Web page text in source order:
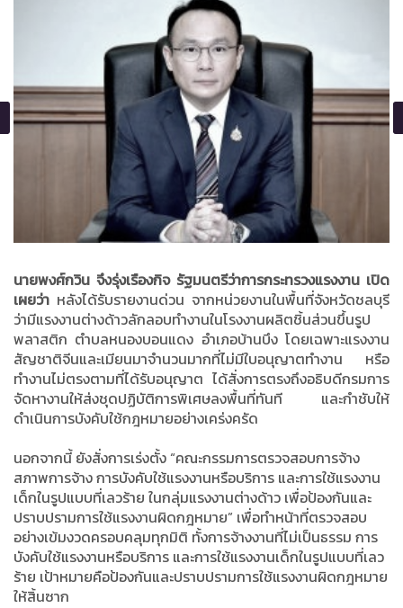
นายพงศ์กวิน จึงรุ่งเรืองกิจ รัฐมนตรีว่าการกระทรวงแรงงาน เปิด
เผยว่า หลังได้รับรายงานด่วน จากหน่วยงานในพื้นที่จังหวัดชลบุรี
ว่ามีแรงงานต่างด้าวลักลอบทำงานในโรงงานผลิตชิ้นส่วนขึ้นรูป
พลาสติก ตำบลหนองบอนแดง อำเภอบ้านบึง โดยเฉพาะแรงงาน
สัญชาติจีนและเมียนมาจำนวนมากที่ไม่มีใบอนุญาตทำงาน หรือ
ทำงานไม่ตรงตามที่ได้รับอนุญาต ได้สั่งการตรงถึงอธิบดีกรมการ
จัดหางานให้ส่งชุดปฏิบัติการพิเศษลงพื้นที่ทันที และกำชับให้
ดำเนินการบังคับใช้กฎหมายอย่างเคร่งครัด
นอกจากนี้ ยังสั่งการเร่งตั้ง “คณะกรรมการตรวจสอบการจ้าง
สภาพการจ้าง การบังคับใช้แรงงานหรือบริการ และการใช้แรงงาน
เด็กในรูปแบบที่เลวร้าย ในกลุ่มแรงงานต่างด้าว เพื่อป้องกันและ
ปราบปรามการใช้แรงงานผิดกฎหมาย” เพื่อทำหน้าที่ตรวจสอบ
อย่างเข้มงวดครอบคลุมทุกมิติ ทั้งการจ้างงานที่ไม่เป็นธรรม การ
บังคับใช้แรงงานหรือบริการ และการใช้แรงงานเด็กในรูปแบบที่เลว
ร้าย เป้าหมายคือป้องกันและปราบปรามการใช้แรงงานผิดกฎหมาย
ให้สิ้นซาก